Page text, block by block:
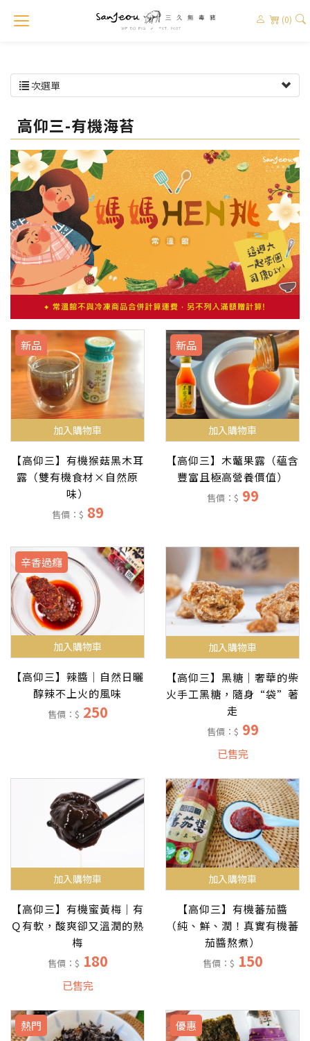
(0)
次選單
高仰三-有機海苔
新品
加入購物車
【高仰三】有機猴菇黑木耳
露（雙有機食材×自然原
味）
售價：$ 89
新品
加入購物車
【高仰三】木虌果露（蘊含
豐富且極高營養價值）
售價：$ 99
辛香過癮
加入購物車
【高仰三】辣醬｜自然日曬
醇辣不上火的風味
售價：$ 250
加入購物車
【高仰三】黑糖｜奢華的柴
火手工黑糖，隨身“袋”著
走
售價：$ 99
已售完
加入購物車
【高仰三】有機蜜黃梅｜有
Ｑ有軟，酸爽卻又溫潤的熟
梅
售價：$ 180
已售完
加入購物車
【高仰三】有機蕃茄醬
（純、鮮、潤！真實有機蕃
茄醬熬煮）
售價：$ 150
熱門 優惠